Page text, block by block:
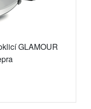
GLAMOUR